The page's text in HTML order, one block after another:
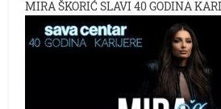
MIRA ŠKORIĆ SLAVI 40 GODINA